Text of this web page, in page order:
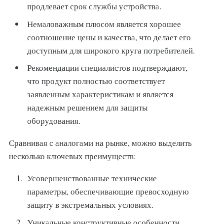
продлевает срок службы устройства.
Немаловажным плюсом является хорошее
соотношение цены и качества, что делает его
доступным для широкого круга потребителей.
Рекомендации специалистов подтверждают,
что продукт полностью соответствует
заявленным характеристикам и является
надежным решением для защиты
оборудования.
Сравнивая с аналогами на рынке, можно выделить
несколько ключевых преимуществ:
Усовершенствованные технические
параметры, обеспечивающие превосходную
защиту в экстремальных условиях.